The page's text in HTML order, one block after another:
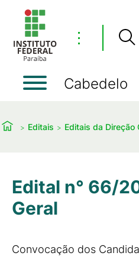
⋮
Cabedelo
Editais Editais da Direção
Edital n° 66/
Geral
Convocação dos